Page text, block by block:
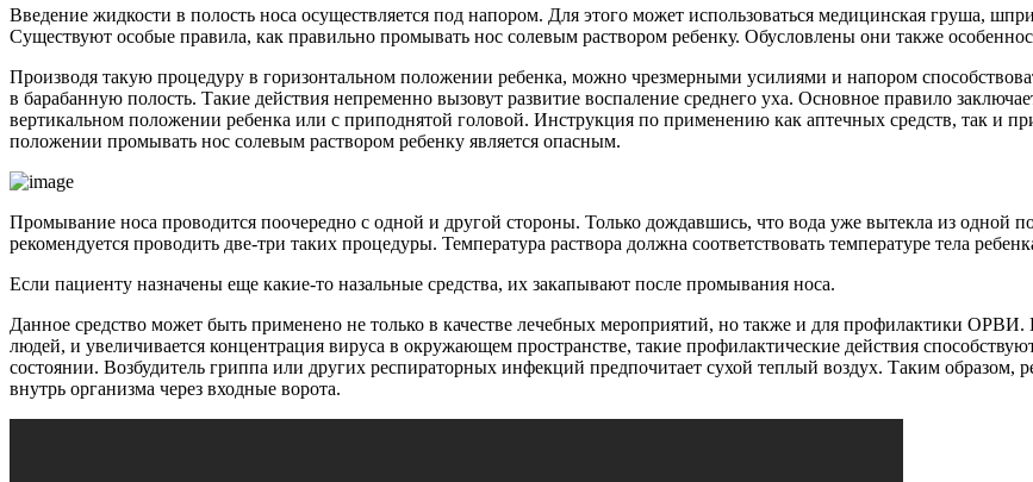
Введение жидкости в полость носа осуществляется под напором. Для этого может использоваться медицинская груша,
Существуют особые правила, как правильно промывать нос солевым раствором ребенку. Обусловлены они также
Производя такую процедуру в горизонтальном положении ребенка, можно чрезмерными усилиями и напором
в барабанную полость. Такие действия непременно вызовут развитие воспаление среднего уха. Основное правило
вертикальном положении ребенка или с приподнятой головой. Инструкция по применению как аптечных средств, так и
положении промывать нос солевым раствором ребенку является опасным.
Промывание носа проводится поочередно с одной и другой стороны. Только дождавшись, что вода уже вытекла из
рекомендуется проводить две-три таких процедуры. Температура раствора должна соответствовать температуре тела
Если пациенту назначены еще какие-то назальные средства, их закапывают после промывания носа.
Данное средство может быть применено не только в качестве лечебных мероприятий, но также и для профилактики
людей, и увеличивается концентрация вируса в окружающем пространстве, такие профилактические действия
состоянии. Возбудитель гриппа или других респираторных инфекций предпочитает сухой теплый воздух. Таким образом,
внутрь организма через входные ворота.